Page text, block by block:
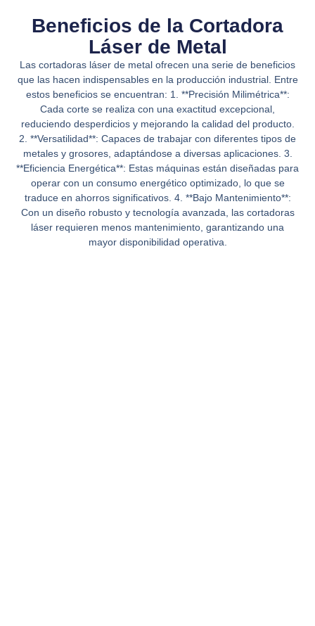
Beneficios de la Cortadora
Láser de Metal
Las cortadoras láser de metal ofrecen una serie de beneficios
que las hacen indispensables en la producción industrial. Entre
estos beneficios se encuentran: 1. **Precisión Milimétrica**:
Cada corte se realiza con una exactitud excepcional,
reduciendo desperdicios y mejorando la calidad del producto.
2. **Versatilidad**: Capaces de trabajar con diferentes tipos de
metales y grosores, adaptándose a diversas aplicaciones. 3.
**Eficiencia Energética**: Estas máquinas están diseñadas para
operar con un consumo energético optimizado, lo que se
traduce en ahorros significativos. 4. **Bajo Mantenimiento**:
Con un diseño robusto y tecnología avanzada, las cortadoras
láser requieren menos mantenimiento, garantizando una
mayor disponibilidad operativa.